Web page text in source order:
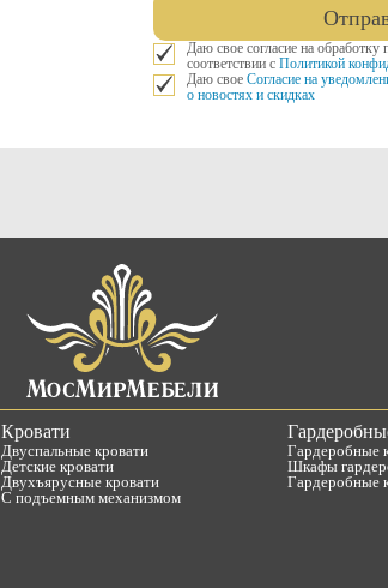
Даю свое согласие на
соответствии с Политикой
Даю свое Согласие на
о новостях и скидках
Кровати
Двуспальные кровати
Детские кровати
Двухъярусные кровати
С подъемным механизмом
Гардеробные
Шкафы
Гардеробные